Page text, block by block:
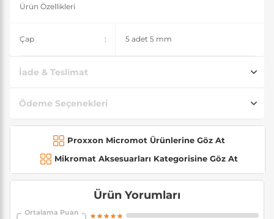
Ürün Özellikleri
Çap : 5 adet 5 mm
İade & Teslimat
Ödeme Seçenekleri
Proxxon Micromot Ürünlerine Göz At
Mikromat Aksesuarları Kategorisine Göz At
Ürün Yorumları
Ortalama Puan